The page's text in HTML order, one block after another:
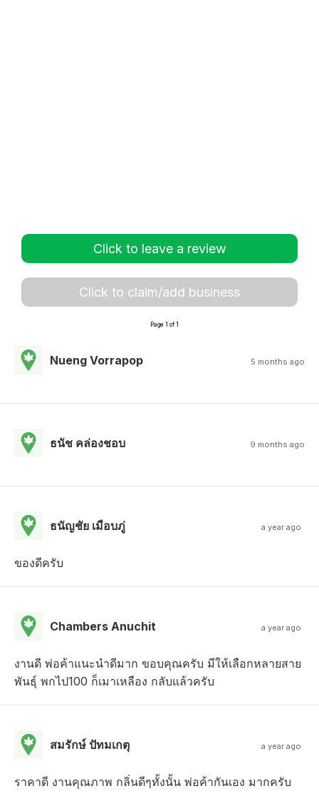
Click to leave a review
Click to claim/add business
Page 1 of 1
Nueng Vorrapop 5 months ago
ธนัช คล่องชอบ 9 months ago
ธนัญชัย เมือบภู่ a year ago
ของดีครับ
Chambers Anuchit a year ago
งานดี พ่อค้าแนะนำดีมาก ขอบคุณครับ มีให้เลือกหลายสาย
พันธุ์ พกไป100 ก็เมาเหลือง กลับแล้วครับ
สมรักษ์ ปัทมเกตุ a year ago
ราคาดี งานคุณภาพ กลิ่นดีๆทั้งนั้น พ่อค้ากันเอง มากครับ